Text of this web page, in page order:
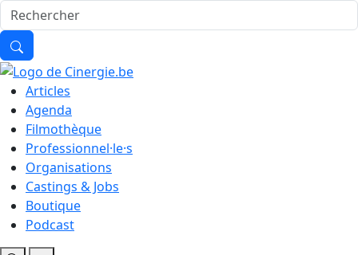
Articles
Agenda
Filmothèque
Professionnel·le·s
Organisations
Castings & Jobs
Boutique
Podcast